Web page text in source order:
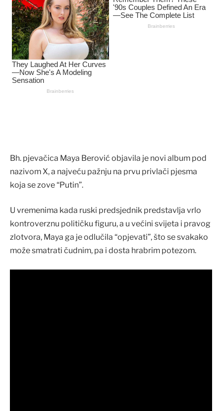
Bh. pjevačica Maya Berović objavila je novi album pod
nazivom X, a najveću pažnju na prvu privlači pjesma
koja se zove “Putin”.
U vremenima kada ruski predsjednik predstavlja vrlo
kontroverznu političku figuru, a u većini svijeta i pravog
zlotvora, Maya ga je odlučila “opjevati”, što se svakako
može smatrati čudnim, pa i dosta hrabrim potezom.